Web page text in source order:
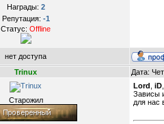
Награды: 2
Репутация: -1
Статус: Offline
нет доступа
Trinux
Дата:
Старожил
Lord iD
Зависы
для нас